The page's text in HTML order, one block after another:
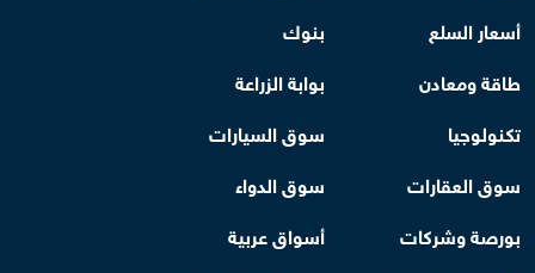
أسعار السلع
بنوك
طاقة ومعادن
بوابة الزراعة
تكنولوجيا
سوق السيارات
سوق العقارات
سوق الدواء
بورصة وشركات
أسواق عربية